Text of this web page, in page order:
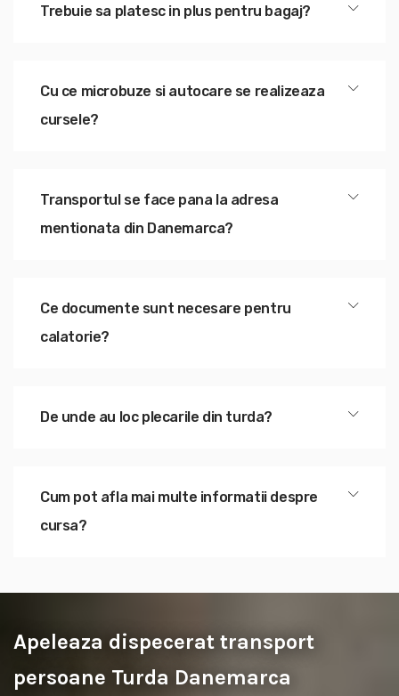
Trebuie sa platesc in plus pentru bagaj?
Cu ce microbuze si autocare se realizeaza
cursele?
Transportul se face pana la adresa
mentionata din Danemarca?
Ce documente sunt necesare pentru
calatorie?
De unde au loc plecarile din turda?
Cum pot afla mai multe informatii despre
cursa?
Apeleaza dispecerat transport
persoane Turda Danemarca